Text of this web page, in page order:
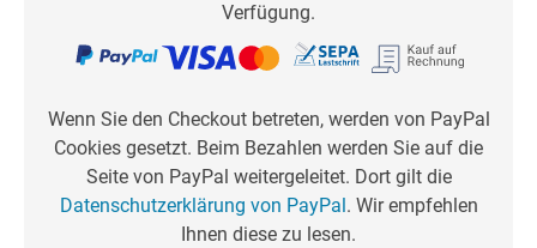
Verfügung.
Wenn Sie den Checkout betreten, werden von PayPal
Cookies gesetzt. Beim Bezahlen werden Sie auf die
Seite von PayPal weitergeleitet. Dort gilt die
Datenschutzerklärung von PayPal . Wir empfehlen
Ihnen diese zu lesen.